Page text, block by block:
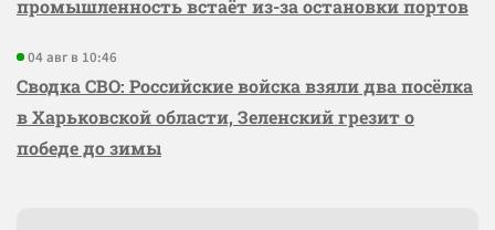
промышленность встаёт из-за остановки портов
04 авг в 10:46
Сводка СВО: Российские войска взяли два посёлка
в Харьковской области, Зеленский грезит о
победе до зимы